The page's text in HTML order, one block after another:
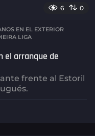
6 0
EN EL EXTERIOR
LIGA
el arranque de
frente al Estoril